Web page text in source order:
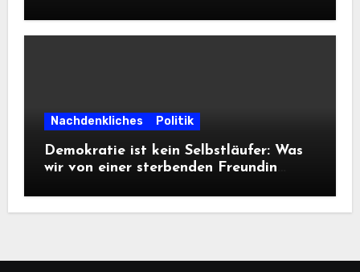
Informationsfreiheit!
Nachdenkliches Politik
Demokratie ist kein Selbstläufer: Was
wir von einer sterbenden Freundin